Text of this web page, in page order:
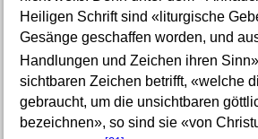
Heiligen Schrift sind «liturgische
Gesänge geschaffen worden, und
Handlungen und Zeichen ihren
sichtbaren Zeichen betrifft, «welche
gebraucht, um die unsichtbaren
bezeichnen», so sind sie «von